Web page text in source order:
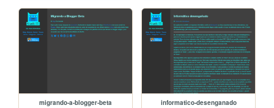
migrando-a-blogger-beta informatico-desenganado